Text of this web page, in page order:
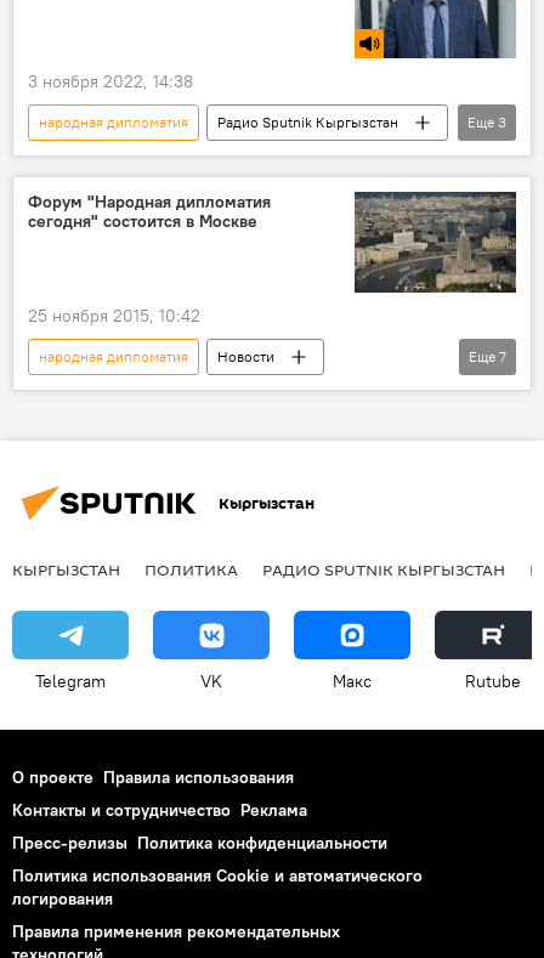
3 ноября 2022, 14:38
народная дипломатия
Радио Sputnik Кыргызстан
Токон Мамытов
граница
Кыргызстан
Еще 3
Форум "Народная дипломатия
сегодня" состоится в Москве
25 ноября 2015, 10:42
народная дипломатия
Новости
Кыргызстан
Общество
В мире
Еще 7
Кыргызстан
КЫРГЫЗСТАН ПОЛИТИКА РАДИО SPUTNIK КЫРГЫЗСТАН
Telegram VK Макс Rutube
О проекте Правила использования
Контакты и сотрудничество Реклама
Пресс-релизы Политика конфиденциальности
Политика использования Cookie и автоматического
логирования
Правила применения рекомендательных